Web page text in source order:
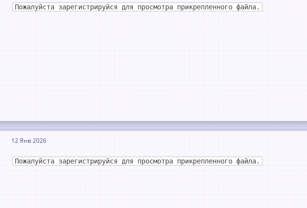
Пожалуйста зарегистрируйся для просмотра прикрепленного файла.
12 Янв 2026
Пожалуйста зарегистрируйся для просмотра прикрепленного файла.